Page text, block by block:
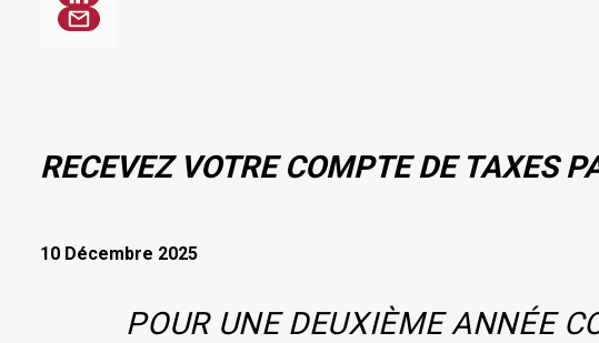
RECEVEZ VOTRE COMPTE DE TAXES
10 Décembre 2025
POUR UNE DEUXIÈME ANNÉE